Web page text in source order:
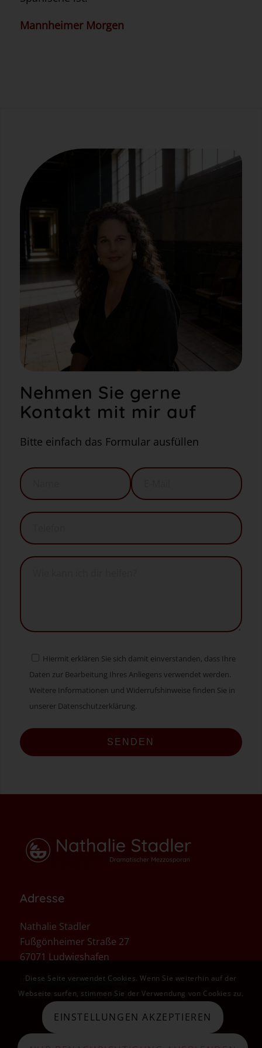
Mannheimer Morgen
Nehmen Sie gerne
Kontakt mit mir auf
Bitte einfach das Formular ausfüllen
Hiermit erklären Sie sich damit einverstanden, dass Ihre
Daten zur Bearbeitung Ihres Anliegens verwendet werden.
Weitere Informationen und Widerrufshinweise finden Sie in
unserer Datenschutzerklärung.
Adresse
Nathalie Stadler
Fußgönheimer Straße 27
67071 Ludwigshafen
info@nathalie-stadler.de
Telefon +49 170 56 888 62
Diese Seite verwendet Cookies. Wenn Sie weiterhin auf der
Webseite surfen, stimmen Sie der Verwendung von Cookies zu.
EINSTELLUNGEN AKZEPTIEREN